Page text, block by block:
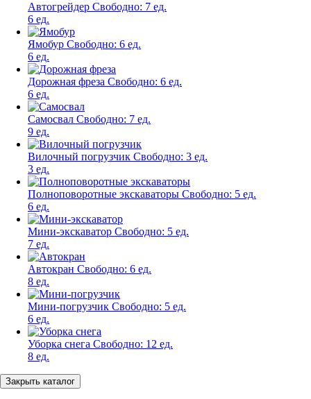
Автогрейдер Свободно: 7 ед.
6 ед.
Ямобур Свободно: 6 ед.
6 ед.
Дорожная фреза Свободно: 6 ед.
6 ед.
Самосвал Свободно: 7 ед.
9 ед.
Вилочный погрузчик Свободно: 3 ед.
3 ед.
Полноповоротные экскаваторы Свободно: 5 ед.
6 ед.
Мини-экскаватор Свободно: 5 ед.
7 ед.
Автокран Свободно: 6 ед.
8 ед.
Мини-погрузчик Свободно: 5 ед.
6 ед.
Уборка снега Свободно: 12 ед.
8 ед.
Закрыть каталог